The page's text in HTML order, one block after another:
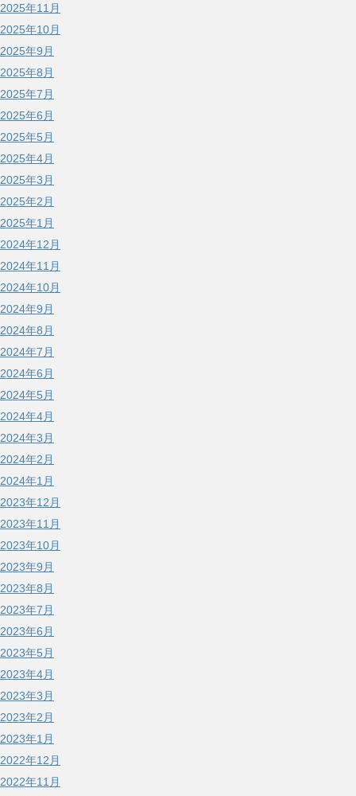
2025年11月
2025年10月
2025年9月
2025年8月
2025年7月
2025年6月
2025年5月
2025年4月
2025年3月
2025年2月
2025年1月
2024年12月
2024年11月
2024年10月
2024年9月
2024年8月
2024年7月
2024年6月
2024年5月
2024年4月
2024年3月
2024年2月
2024年1月
2023年12月
2023年11月
2023年10月
2023年9月
2023年8月
2023年7月
2023年6月
2023年5月
2023年4月
2023年3月
2023年2月
2023年1月
2022年12月
2022年11月